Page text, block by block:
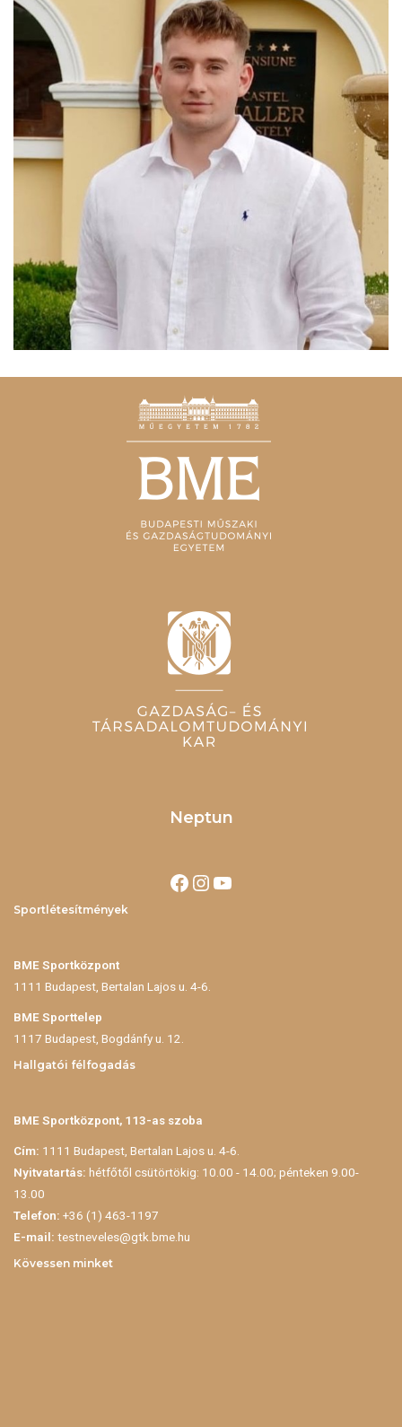
Neptun
Sportlétesítmények
BME Sportközpont
1111 Budapest, Bertalan Lajos u. 4-6.
BME Sporttelep
1117 Budapest, Bogdánfy u. 12.
Hallgatói félfogadás
BME Sportközpont, 113-as szoba
Cím: 1111 Budapest, Bertalan Lajos u. 4-6.
Nyitvatartás: hétfőtől csütörtökig: 10.00 - 14.00; pénteken 9.00-
13.00
Telefon: +36 (1) 463-1197
E-mail: testneveles@gtk.bme.hu
Kövessen minket